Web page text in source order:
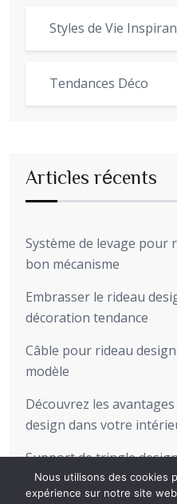
Styles de Vie
Tendances Déco
Articles récents
Système de levage pour
bon mécanisme
Embrasser le rideau
décoration tendance
Câble pour rideau
modèle
Découvrez les
design dans votre
Support de tringle
pour sublimer votre
Nous utilisons des cookies
expérience sur notre site